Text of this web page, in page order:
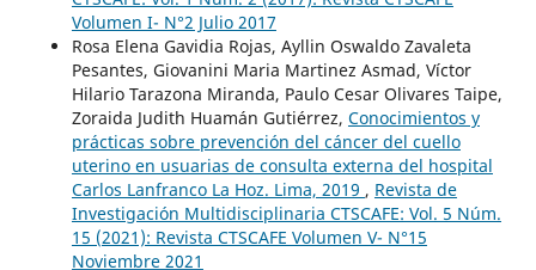
Volumen I- N°2 Julio 2017
Rosa Elena Gavidia Rojas, Ayllin Oswaldo Zavaleta
Pesantes, Giovanini Maria Martinez Asmad, Víctor
Hilario Tarazona Miranda, Paulo Cesar Olivares Taipe,
Zoraida Judith Huamán Gutiérrez, Conocimientos y
prácticas sobre prevención del cáncer del cuello
uterino en usuarias de consulta externa del hospital
Carlos Lanfranco La Hoz. Lima, 2019 , Revista de
Investigación Multidisciplinaria CTSCAFE: Vol. 5 Núm.
15 (2021): Revista CTSCAFE Volumen V- N°15
Noviembre 2021